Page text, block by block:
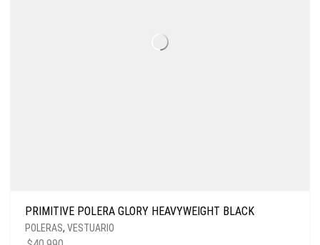
PRIMITIVE POLERA GLORY HEAVYWEIGHT BLACK
POLERAS, VESTUARIO